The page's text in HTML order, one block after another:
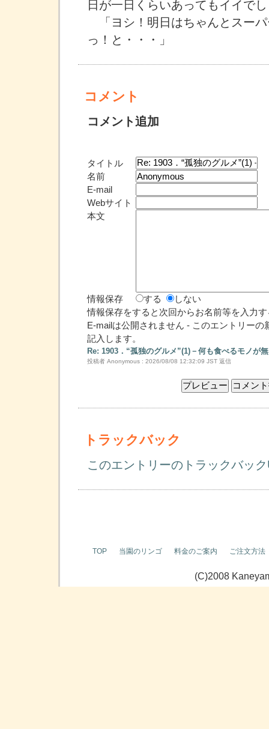
日が一日くらいあってもイイで
「ヨシ！明日はちゃんとスー
っ！と・・・」
コメント
コメント追加
タイトル
名前
E-mail
Webサイト
本文
情報保存 する
しない
情報保存をすると次回からお名前等を入力
E-mailは公開されません - このエントリーの
記入します。
Re: 1903．“孤独のグルメ”(1)－何も食べるモノが
投稿者 Anonymous : 2026/08/08 12:32:09 JST 返信
トラックバック
このエントリーのトラックバッ
TOP 当園のリンゴ 料金のご案内 ご注文方法
(C)2008